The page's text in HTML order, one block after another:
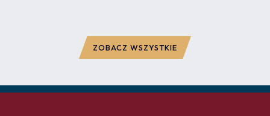
ZOBACZ WSZYSTKIE